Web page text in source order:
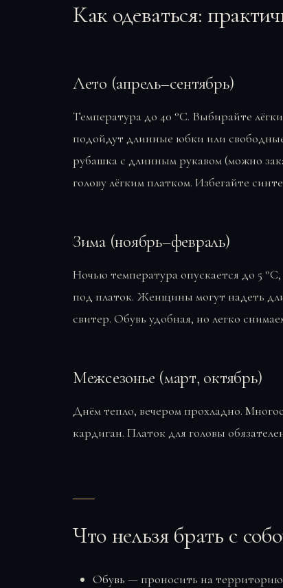
Как одеваться:
Лето (апрель–сентябрь)
Температура до 40 °C. Выбирайте
подойдут длинные юбки или
рубашка с длинным рукавом (можно
голову лёгким платком. Избегайте
Зима (ноябрь–февраль)
Ночью температура опускается до 5
под платок. Женщины могут надеть
свитер. Обувь удобная, но легко
Межсезонье (март, октябрь)
Днём тепло, вечером прохладно.
кардиган. Платок для головы
Что нельзя брать с
Обувь — проносить на территорию